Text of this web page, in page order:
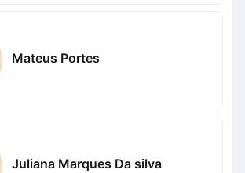
Mateus Portes
Juliana Marques Da silva